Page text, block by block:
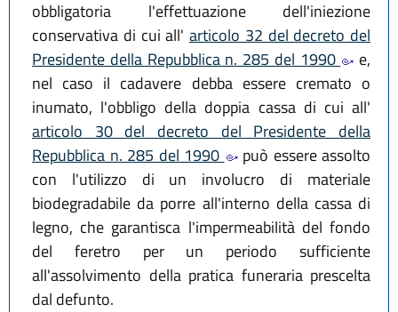
obbligatoria l'effettuazione dell'iniezione
conservativa di cui all' articolo 32 del decreto del
Presidente della Repubblica n. 285 del 1990
e,
nel caso il cadavere debba essere cremato o
inumato, l'obbligo della doppia cassa di cui all'
articolo 30 del decreto del Presidente della
Repubblica n. 285 del 1990
può essere assolto
con l'utilizzo di un involucro di materiale
biodegradabile da porre all'interno della cassa di
legno, che garantisca l'impermeabilità del fondo
del feretro per un periodo sufficiente
all'assolvimento della pratica funeraria prescelta
dal defunto.